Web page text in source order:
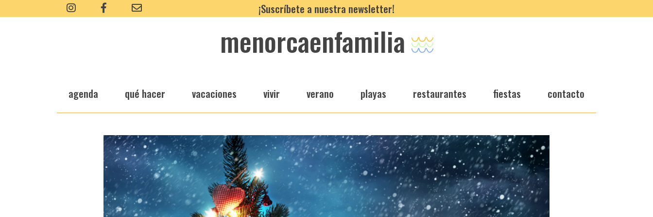
¡Suscríbete a nuestra newsletter!
menorcaenfamilia
agenda qué hacer vacaciones vivir verano playas restaurantes fiestas contacto